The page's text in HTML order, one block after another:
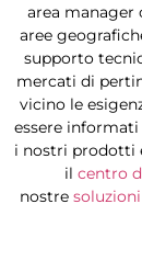
area manager
aree
supporto
mercati di
vicino le
essere
i nostri prodotti
il centro
nostre